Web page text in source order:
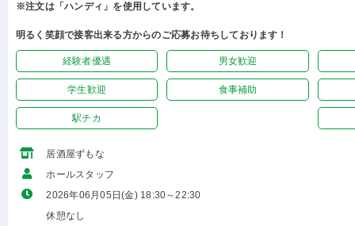
※注文は「ハンディ」を使用しています。
明るく笑顔で接客出来る方からのご応募お待ちしております！
経験者優遇 男女歓迎
学生歓迎 食事補助
駅チカ
居酒屋ずもな
ホールスタッフ
2026年06月05日(金) 18:30～22:30
休憩なし